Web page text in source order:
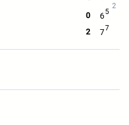
0 65
2 77